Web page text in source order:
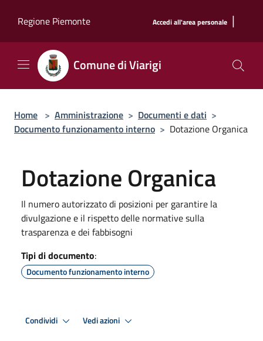
Regione Piemonte
Accedi all'area personale |
Comune di Viarigi
Home > Amministrazione > Documenti e dati >
Documento funzionamento interno > Dotazione Organica
Dotazione Organica
Il numero autorizzato di posizioni per garantire la
divulgazione e il rispetto delle normative sulla
trasparenza e dei fabbisogni
Tipi di documento:
Documento funzionamento interno
Condividi Vedi azioni